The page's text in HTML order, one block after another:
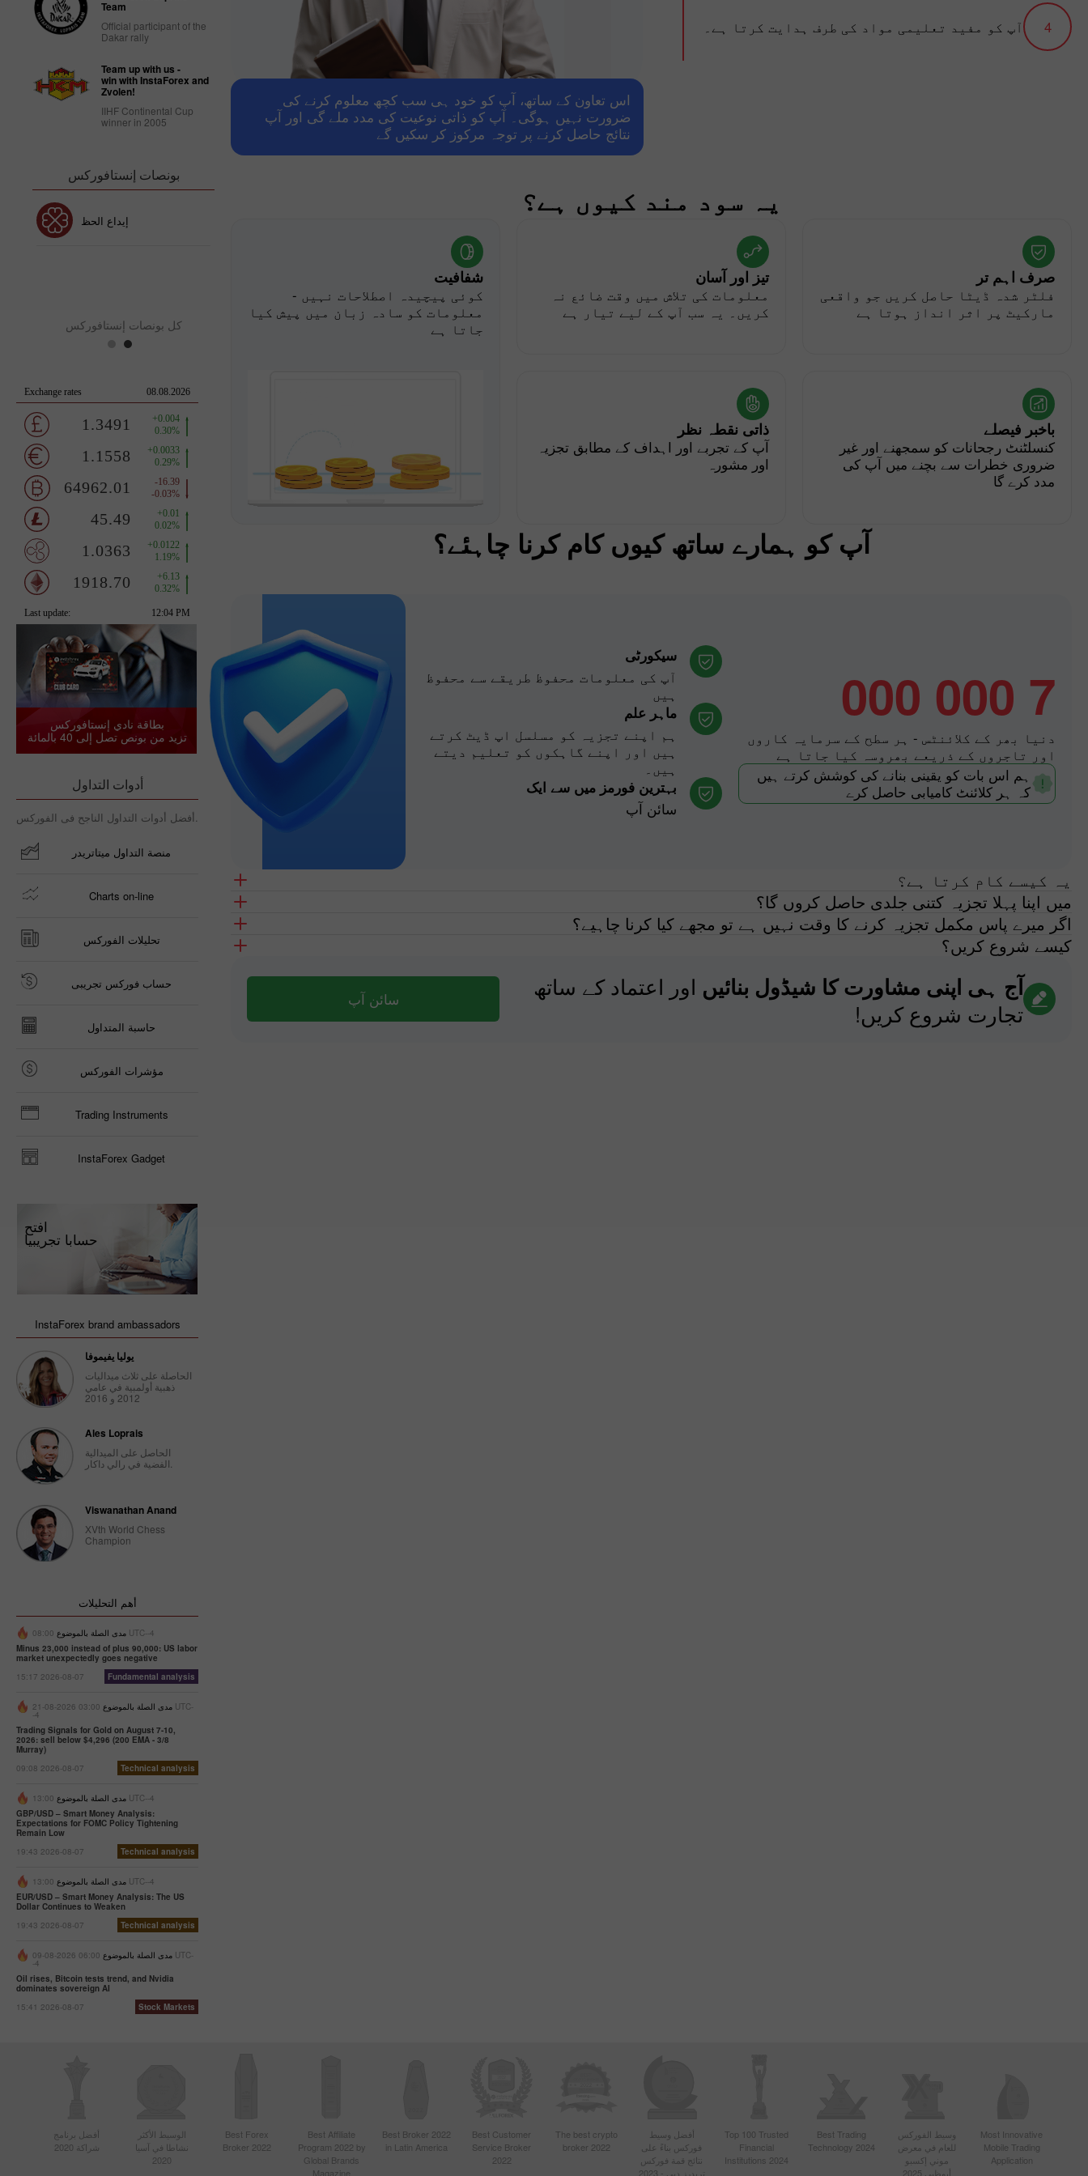
آپ کو مفید تعلیمی مواد کی طرف ہدایت کرتا ہے۔
اس تعاون کے ساتھ، آپ کو خود ہی سب کچھ معلوم کرنے کی
ضرورت نہیں ہوگی۔ آپ کو ذاتی نوعیت کی مدد ملے گی اور آپ
نتائج حاصل کرنے پر توجہ مرکوز کر سکیں گے
یہ سود مند کیوں ہے؟
صرف اہم تر
فلٹر شدہ ڈیٹا حاصل کریں جو واقعی
مارکیٹ پر اثر انداز ہوتا ہے
تیز اور آسان
معلومات کی تلاش میں وقت ضائع نہ
کریں۔ یہ سب آپ کے لیے تیار ہے
باخبر فیصلے
کنسلٹنٹ رجحانات کو سمجھنے اور غیر
ضروری خطرات سے بچنے میں آپ کی
مدد کرے گا
ذاتی نقطہ نظر
آپ کے تجربے اور اہداف کے مطابق تجزیہ
اور مشورہ
شفافیت
کوئی پیچیدہ اصطلاحات نہیں -
معلومات کو سادہ زبان میں پیش کیا
جاتا ہے
آپ کو ہمارے ساتھ کیوں کام کرنا چاہئے؟
7 000 000
دنیا بھر کے کلائنٹس - ہر سطح کے سرمایہ کاروں
اور تاجروں کے ذریعے بھروسہ کیا جاتا ہے
ہم اس بات کو یقینی بنانے کی کوشش کرتے ہیں
کہ ہر کلائنٹ کامیابی حاصل کرے
سیکورٹی
آپ کی معلومات محفوظ طریقے سے محفوظ
ہیں
ماہر علم
ہم اپنے تجزیہ کو مسلسل اپ ڈیٹ کرتے
ہیں اور اپنے گاہکوں کو تعلیم دیتے
ہیں۔
بہترین فورمز میں سے ایک
سائن آپ
یہ کیسے کام کرتا ہے؟
میں اپنا پہلا تجزیہ کتنی جلدی حاصل کروں گا؟
اگر میرے پاس مکمل تجزیہ کرنے کا وقت نہیں ہے تو مجھے کیا کرنا چاہیے؟
کیسے شروع کریں؟
آج ہی اپنی مشاورت کا شیڈول بنائیں اور اعتماد کے ساتھ
تجارت شروع کریں!
سائن آپ
Team
Official participant of the
Dakar rally
Team up with us -
win with InstaForex and
Zvolen!
IIHF Continental Cup
winner in 2005
بونصات إنستافوركس
إيداع الحظ
كل بونصات إنستافوركس
بطاقة نادي إنستافوركس
تزيد من بونص تصل إلى 40 بالمائة
أدوات التداول
أفضل أدوات التداول الناجح فى الفوركس.
منصة التداول ميتاتريدر
Charts on-line
تحليلات الفوركس
حساب فوركس تجريبى
حاسبة المتداول
مؤشرات الفوركس
Trading Instruments
InstaForex Gadget
افتح
حسابا تجريبيا
InstaForex brand ambassadors
يوليا يفيموفا
الحاصلة على ثلاث ميداليات
ذهبية أولمبية في عامي
2012 و 2016
Ales Loprais
الحاصل على الميدالية
Viswanathan Anand
XVth World Chess
Champion
أهم التحليلات
مدى الصلة بالموضوع 08:00 UTC--4
Minus 23,000 instead of plus 90,000: US labor
market unexpectedly goes negative
15:17 2026-08-07
Fundamental analysis
مدى الصلة بالموضوع 03:00 2026-08-21 UTC-
-4
Trading Signals for Gold on August 7-10,
2026: sell below $4,296 (200 EMA - 3/8
Murray)
09:08 2026-08-07
Technical analysis
مدى الصلة بالموضوع 13:00 UTC--4
GBP/USD – Smart Money Analysis:
Expectations for FOMC Policy Tightening
Remain Low
19:43 2026-08-07
Technical analysis
مدى الصلة بالموضوع 13:00 UTC--4
EUR/USD – Smart Money Analysis: The US
Dollar Continues to Weaken
19:43 2026-08-07
Technical analysis
مدى الصلة بالموضوع 06:00 2026-08-09 UTC-
-4
Oil rises, Bitcoin tests trend, and Nvidia
dominates sovereign AI
15:41 2026-08-07
Stock Markets
Most Innovative
Mobile Trading
Application
وسيط الفوركس
للعام في معرض
موني إكسبو
أبوظبي 2025
Best Trading
Technology 2024
Top 100 Trusted
Financial
Institutions 2024
أفضل وسيط
فوركس بناءً على
نتائج قمة فوركس
تريدرز دبي - 2023
The best crypto
broker 2022
Best Customer
Service Broker
2022
Best Broker 2022
in Latin America
Best Affiliate
Program 2022 by
Global Brands
Magazine
Best Forex
Broker 2022
الوسيط الأكثر
نشاطا في آسيا
2020
أفضل برنامج
شراكة 2020